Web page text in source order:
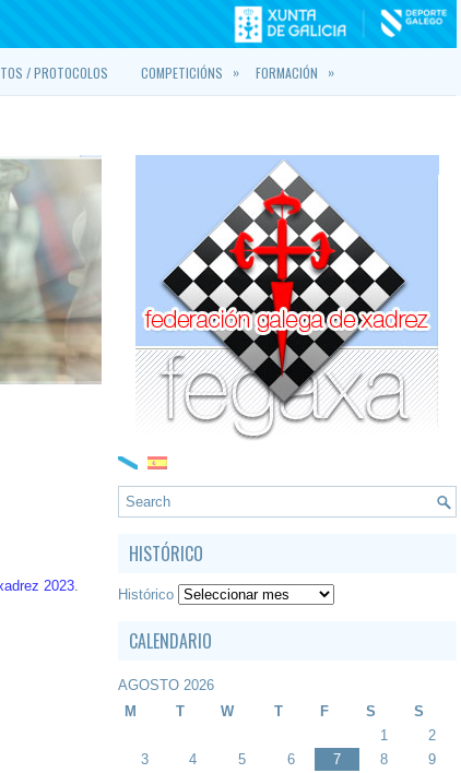
/ PROTOCOLOS COMPETICIÓNS » FORMACIÓN »
2023.
HISTÓRICO
Histórico
CALENDARIO
AGOSTO 2026
M
T W T F S S
1
2
3
4 5 6 7 8
9